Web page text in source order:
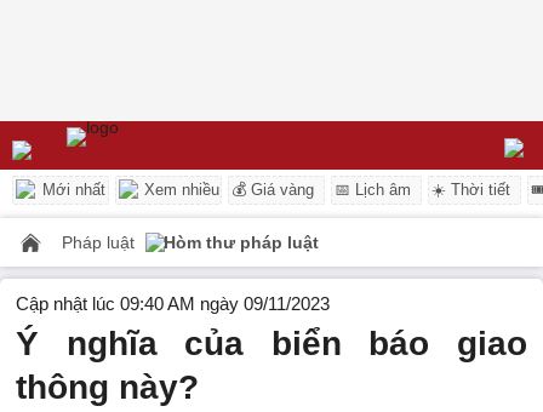
Mới nhất Xem nhiều 💰 Giá vàng 📅 Lịch âm ☀️ Thời tiết
Pháp luật Hòm thư pháp luật
Cập nhật lúc 09:40 AM ngày 09/11/2023
Ý nghĩa của biển báo giao
thông này?